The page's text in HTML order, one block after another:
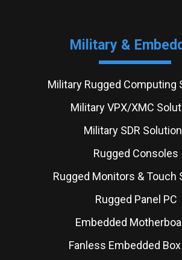
Military &
Military Rugged Computing
Military VPX/XMC
Military SDR
Rugged Consoles
Rugged Monitors & Touch
Rugged Panel PC
Embedded
Fanless Embedded